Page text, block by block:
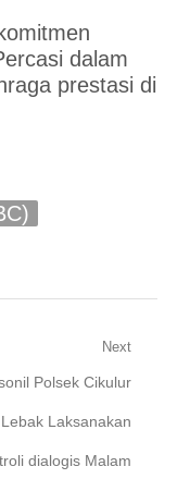
dalam
prestasi di
Next
Polsek Cikulur
Laksanakan
dialogis Malam